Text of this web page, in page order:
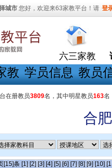
城市 您好，欢迎来63家教平台！请 登
六三家教
教 学员信息 教员
在册教员3809名，其中明星教员163名
合
[15]条 [1] [2] [3] [4] [5] [6] [7] [8] [9] [10]